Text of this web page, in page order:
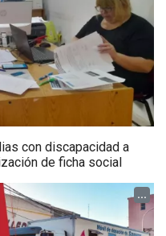
con discapacidad a
de ficha social
...